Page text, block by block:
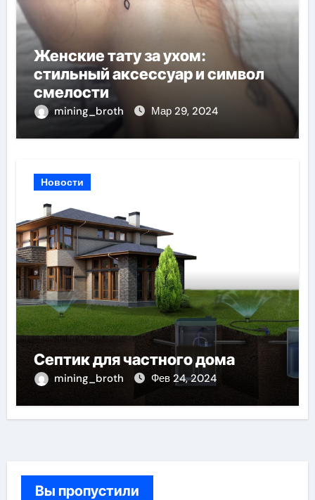
Женские тату за ухом:
стильный аксессуар и символ
смелости
mining_broth Мар 29, 2024
Новости
Септик для частного дома
mining_broth Фев 24, 2024
Вы пропустили